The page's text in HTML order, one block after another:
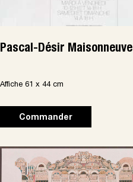
Pascal-Désir Maisonneuve
Affiche 61 x 44 cm
Commander